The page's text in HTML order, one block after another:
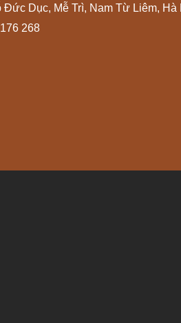
Dục, Mễ Trì, Nam Từ Liêm, Hà
176 268